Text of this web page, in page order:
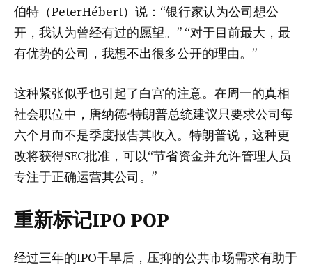
伯特（PeterHébert）说：“银行家认为公司想公
开，我认为曾经有过的愿望。” “对于目前最大，最
有优势的公司，我想不出很多公开的理由。”
这种紧张似乎也引起了白宫的注意。在周一的真相
社会职位中，唐纳德·特朗普总统建议只要求公司每
六个月而不是季度报告其收入。特朗普说，这种更
改将获得SEC批准，可以“节省资金并允许管理人员
专注于正确运营其公司。”
重新标记IPO POP
经过三年的IPO干旱后，压抑的公共市场需求有助于